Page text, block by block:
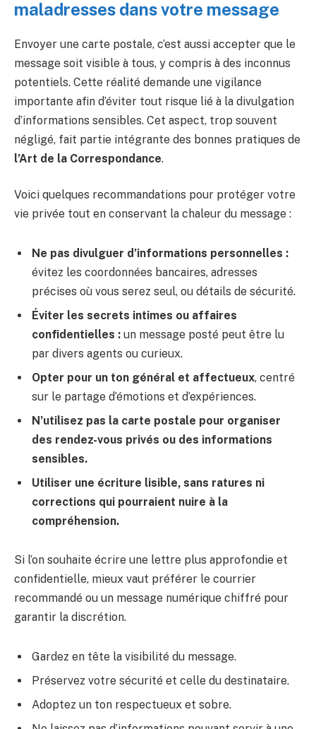
maladresses dans votre message
Envoyer une carte postale, c’est aussi accepter que le
message soit visible à tous, y compris à des inconnus
potentiels. Cette réalité demande une vigilance
importante afin d’éviter tout risque lié à la divulgation
d’informations sensibles. Cet aspect, trop souvent
négligé, fait partie intégrante des bonnes pratiques de
l’Art de la Correspondance.
Voici quelques recommandations pour protéger votre
vie privée tout en conservant la chaleur du message :
Ne pas divulguer d’informations personnelles :
évitez les coordonnées bancaires, adresses
précises où vous serez seul, ou détails de sécurité.
Éviter les secrets intimes ou affaires
confidentielles : un message posté peut être lu
par divers agents ou curieux.
Opter pour un ton général et affectueux, centré
sur le partage d’émotions et d’expériences.
N’utilisez pas la carte postale pour organiser
des rendez-vous privés ou des informations
sensibles.
Utiliser une écriture lisible, sans ratures ni
corrections qui pourraient nuire à la
compréhension.
Si l’on souhaite écrire une lettre plus approfondie et
confidentielle, mieux vaut préférer le courrier
recommandé ou un message numérique chiffré pour
garantir la discrétion.
Gardez en tête la visibilité du message.
Préservez votre sécurité et celle du destinataire.
Adoptez un ton respectueux et sobre.